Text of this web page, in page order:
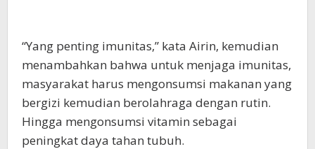
“Yang penting imunitas,” kata Airin, kemudian
menambahkan bahwa untuk menjaga imunitas,
masyarakat harus mengonsumsi makanan yang
bergizi kemudian berolahraga dengan rutin.
Hingga mengonsumsi vitamin sebagai
peningkat daya tahan tubuh.